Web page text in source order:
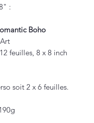
:
Boho
feuilles, 8 x 8 inch
soit 2 x 6 feuilles.